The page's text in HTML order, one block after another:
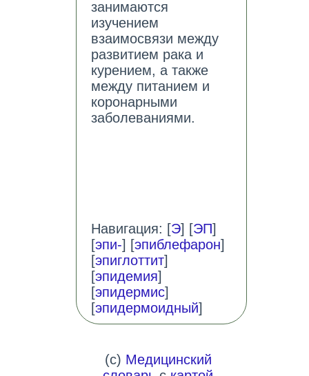
занимаются
изучением
взаимосвязи между
развитием рака и
курением, а также
между питанием и
коронарными
заболеваниями.
Навигация: [Э] [ЭП]
[эпи-] [эпиблефарон]
[эпиглоттит]
[эпидемия]
[эпидермис]
[эпидермоидный]
(c) Медицинский